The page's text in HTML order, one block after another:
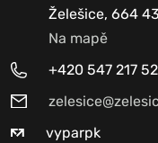
Želešice, 664 43
Na mapě
+420 547 217
vyparpk